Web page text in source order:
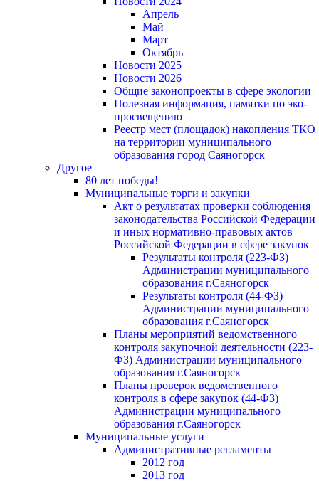
Апрель
Май
Март
Октябрь
Новости 2025
Новости 2026
Общие законопроекты в сфере экологии
Полезная информация, памятки по эко-
просвещению
Реестр мест (площадок) накопления ТКО
на территории муниципального
образования город Саяногорск
Другое
80 лет победы!
Муниципальные торги и закупки
Акт о результатах проверки соблюдения
законодательства Российской Федерации
и иных нормативно-правовых актов
Российской Федерации в сфере закупок
Результаты контроля (223-ФЗ)
Администрации муниципального
образования г.Саяногорск
Результаты контроля (44-ФЗ)
Администрации муниципального
образования г.Саяногорск
Планы мероприятий ведомственного
контроля закупочной деятельности (223-
ФЗ) Администрации муниципального
образования г.Саяногорск
Планы проверок ведомственного
контроля в сфере закупок (44-ФЗ)
Администрации муниципального
образования г.Саяногорск
Муниципальные услуги
Административные регламенты
2012 год
2013 год